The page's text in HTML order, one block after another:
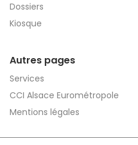
Dossiers
Kiosque
Autres pages
Services
CCI Alsace Eurométropole
Mentions légales